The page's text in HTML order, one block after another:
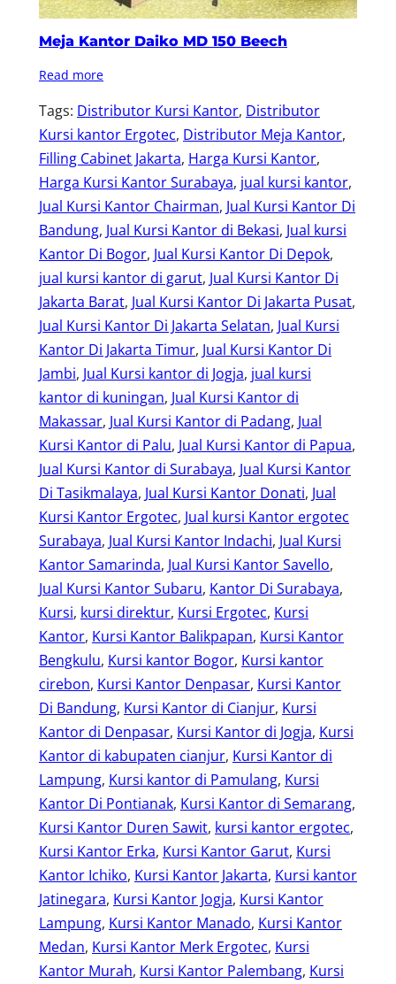
Meja Kantor Daiko MD 150 Beech
Read more
Tags: Distributor Kursi Kantor, Distributor
Kursi kantor Ergotec, Distributor Meja Kantor
Filling Cabinet Jakarta, Harga Kursi Kantor
Harga Kursi Kantor Surabaya, jual kursi kantor
Jual Kursi Kantor Chairman, Jual Kursi Kantor Di
Bandung, Jual Kursi Kantor di Bekasi, Jual kursi
Kantor Di Bogor, Jual Kursi Kantor Di Depok
jual kursi kantor di garut, Jual Kursi Kantor Di
Jakarta Barat, Jual Kursi Kantor Di Jakarta Pusat
Jual Kursi Kantor Di Jakarta Selatan, Jual Kursi
Kantor Di Jakarta Timur, Jual Kursi Kantor Di
Jambi, Jual Kursi kantor di Jogja, jual kursi
kantor di kuningan, Jual Kursi Kantor di
Makassar, Jual Kursi Kantor di Padang, Jual
Kursi Kantor di Palu, Jual Kursi Kantor di Papua
Jual Kursi Kantor di Surabaya, Jual Kursi Kantor
Di Tasikmalaya, Jual Kursi Kantor Donati, Jual
Kursi Kantor Ergotec, Jual kursi Kantor ergotec
Surabaya, Jual Kursi Kantor Indachi, Jual Kursi
Kantor Samarinda, Jual Kursi Kantor Savello
Jual Kursi Kantor Subaru, Kantor Di Surabaya
Kursi, kursi direktur, Kursi Ergotec, Kursi
Kantor, Kursi Kantor Balikpapan, Kursi Kantor
Bengkulu, Kursi kantor Bogor, Kursi kantor
cirebon, Kursi Kantor Denpasar, Kursi Kantor
Di Bandung, Kursi Kantor di Cianjur, Kursi
Kantor di Denpasar, Kursi Kantor di Jogja, Kursi
Kantor di kabupaten cianjur, Kursi Kantor di
Lampung, Kursi kantor di Pamulang, Kursi
Kantor Di Pontianak, Kursi Kantor di Semarang
Kursi Kantor Duren Sawit, kursi kantor ergotec
Kursi Kantor Erka, Kursi Kantor Garut, Kursi
Kantor Ichiko, Kursi Kantor Jakarta, Kursi kantor
Jatinegara, Kursi Kantor Jogja, Kursi Kantor
Lampung, Kursi Kantor Manado, Kursi Kantor
Medan, Kursi Kantor Merk Ergotec, Kursi
Kantor Murah, Kursi Kantor Palembang, Kursi